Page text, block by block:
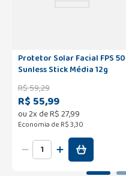
Protetor Solar Facial FPS 50
Sunless Stick Média 12g
R$59,29
R$ 55,99
ou2x deR$27,99
Economia de R$ 3,30